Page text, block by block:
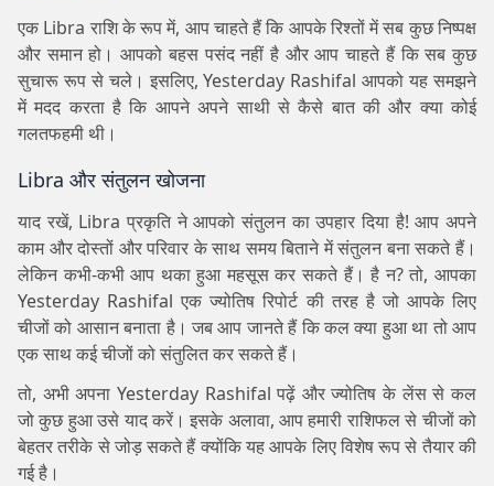
एक Libra राशि के रूप में, आप चाहते हैं कि आपके रिश्तों में सब कुछ निष्पक्ष
और समान हो। आपको बहस पसंद नहीं है और आप चाहते हैं कि सब कुछ
सुचारू रूप से चले। इसलिए, Yesterday Rashifal आपको यह समझने
में मदद करता है कि आपने अपने साथी से कैसे बात की और क्या कोई
गलतफहमी थी।
Libra और संतुलन खोजना
याद रखें, Libra प्रकृति ने आपको संतुलन का उपहार दिया है! आप अपने
काम और दोस्तों और परिवार के साथ समय बिताने में संतुलन बना सकते हैं।
लेकिन कभी-कभी आप थका हुआ महसूस कर सकते हैं। है न? तो, आपका
Yesterday Rashifal एक ज्योतिष रिपोर्ट की तरह है जो आपके लिए
चीजों को आसान बनाता है। जब आप जानते हैं कि कल क्या हुआ था तो आप
एक साथ कई चीजों को संतुलित कर सकते हैं।
तो, अभी अपना Yesterday Rashifal पढ़ें और ज्योतिष के लेंस से कल
जो कुछ हुआ उसे याद करें। इसके अलावा, आप हमारी राशिफल से चीजों को
बेहतर तरीके से जोड़ सकते हैं क्योंकि यह आपके लिए विशेष रूप से तैयार की
गई है।